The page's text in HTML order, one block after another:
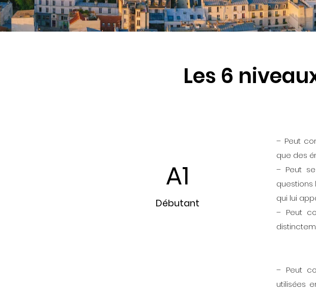
Les 6
A1
Débutant
– Peut
que des
– Peut
questions
qui lui
– Peut
– Peut
utilisées